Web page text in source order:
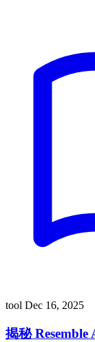
tool Dec 16, 2025
揭秘